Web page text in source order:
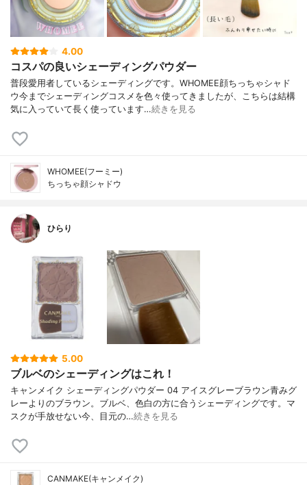
4.00
コスパの良いシェーディングパウダー
普段愛用者しているシェーディングです。WHOMEE顔ちっちゃシャド
ウ今までシェーディングコスメを色々使ってきましたが、こちらは結構
気に入っていて長く使っています…続きを見る
WHOMEE(フーミー)
ちっちゃ顔シャドウ
ひらり
5.00
ブルベのシェーディングはこれ！
キャンメイク シェーディングパウダー 04 アイスグレーブラウン青みグ
レーよりのブラウン。ブルベ、色白の方に合うシェーディングです。マ
スクが手放せない今、目元の…続きを見る
CANMAKE(キャンメイク)